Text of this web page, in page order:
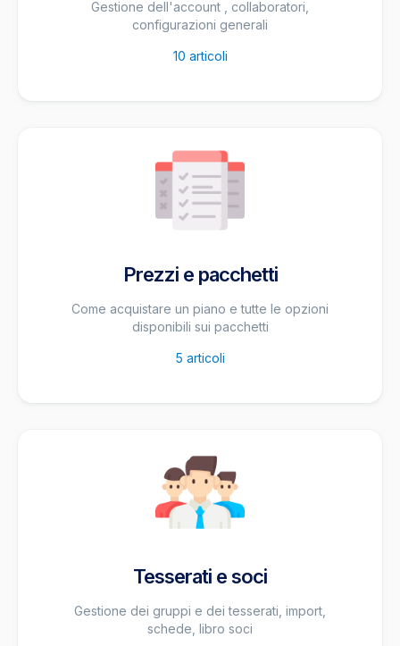
Gestione dell'account , collaboratori,
configurazioni generali
10 articoli
Prezzi e pacchetti
Come acquistare un piano e tutte le opzioni
disponibili sui pacchetti
5 articoli
Tesserati e soci
Gestione dei gruppi e dei tesserati, import,
schede, libro soci